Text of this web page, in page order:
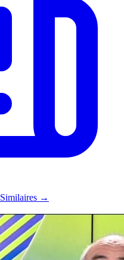
Similaires →